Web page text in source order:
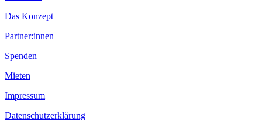
Das Konzept
Partner:innen
Spenden
Mieten
Impressum
Datenschutzerklärung